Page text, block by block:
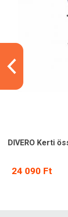
DIVERO Kerti
24 090 Ft